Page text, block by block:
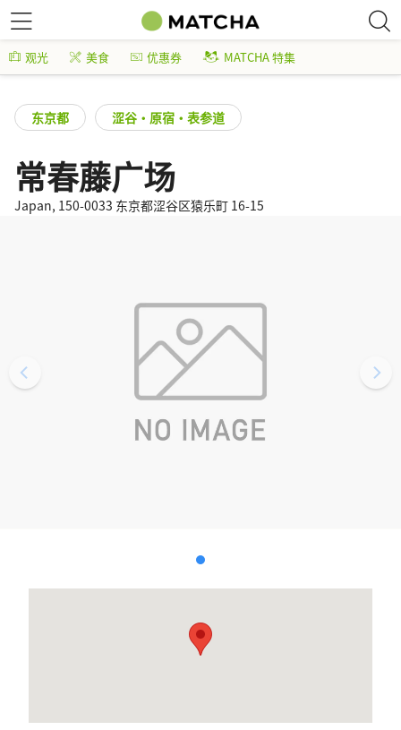
观光 美食 优惠券 MATCHA 特集
东京都 涩谷・原宿・表参道
常春藤广场
Japan, 150-0033 东京都涩谷区猿乐町 16-15